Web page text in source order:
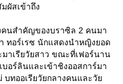
ผัสเข้าถึง
คนสำคัญของบราซิล 2 คนมา
ทอร์เรซ นักแสดงนำหญิงยอด
มาเรียวัยสาว ขณะที่เฟอร์นาน
บอร์ลินและเข้าชิงออสการ์มา
ทออเรียวัยกลางคนและวั